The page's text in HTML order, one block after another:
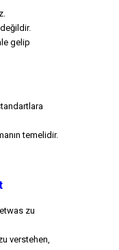
gelip
temelidir.
zu
verstehen,